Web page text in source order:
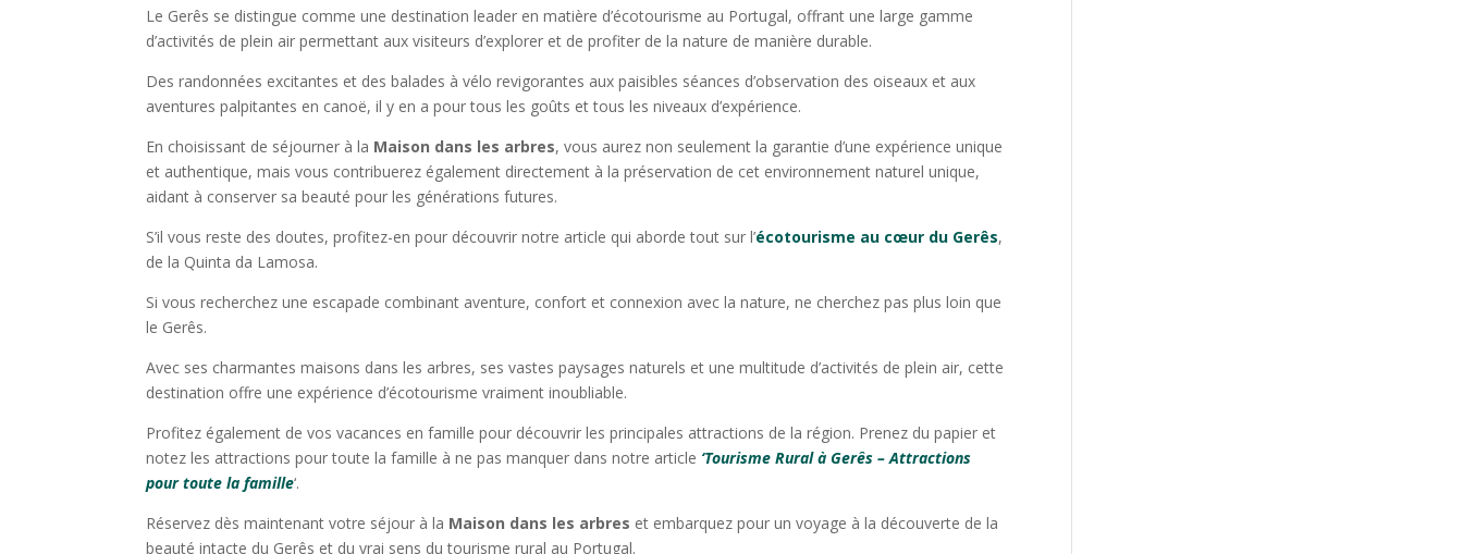
Le Gerês se distingue comme une destination leader en matière d’écotourisme au Portugal, offrant une large gamme
d’activités de plein air permettant aux visiteurs d’explorer et de profiter de la nature de manière durable.
Des randonnées excitantes et des balades à vélo revigorantes aux paisibles séances d’observation des oiseaux et aux
aventures palpitantes en canoë, il y en a pour tous les goûts et tous les niveaux d’expérience.
En choisissant de séjourner à la Maison dans les arbres, vous aurez non seulement la garantie d’une expérience unique
et authentique, mais vous contribuerez également directement à la préservation de cet environnement naturel unique,
aidant à conserver sa beauté pour les générations futures.
S’il vous reste des doutes, profitez-en pour découvrir notre article qui aborde tout sur l’écotourisme au cœur du Gerês,
de la Quinta da Lamosa.
Si vous recherchez une escapade combinant aventure, confort et connexion avec la nature, ne cherchez pas plus loin que
le Gerês.
Avec ses charmantes maisons dans les arbres, ses vastes paysages naturels et une multitude d’activités de plein air, cette
destination offre une expérience d’écotourisme vraiment inoubliable.
Profitez également de vos vacances en famille pour découvrir les principales attractions de la région. Prenez du papier et
notez les attractions pour toute la famille à ne pas manquer dans notre article ‘Tourisme Rural à Gerês – Attractions
pour toute la famille‘.
Réservez dès maintenant votre séjour à la Maison dans les arbres et embarquez pour un voyage à la découverte de la
beauté intacte du Gerês et du vrai sens du tourisme rural au Portugal.